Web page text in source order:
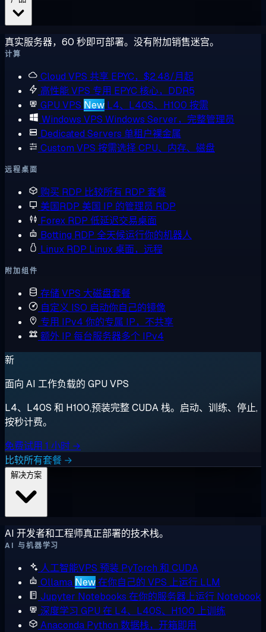
真实服务器，60 秒即可部署。没有附加销售迷宫。
计算
Cloud VPS 共享 EPYC，$2.48/月起
高性能 VPS 专用 EPYC 核心，DDR5
GPU VPS New L4、L40S、H100 按需
Windows VPS Windows Server，完整管理员
Dedicated Servers 单租户裸金属
Custom VPS 按需选择 CPU、内存、磁盘
远程桌面
购买 RDP 比较所有 RDP 套餐
美国RDP 美国 IP 的管理员 RDP
Forex RDP 低延迟交易桌面
Botting RDP 全天候运行你的机器人
Linux RDP Linux 桌面，远程
附加组件
存储 VPS 大磁盘套餐
自定义 ISO 启动你自己的镜像
专用 IPv4 你的专属 IP，不共享
额外 IP 每台服务器多个 IPv4
新
面向 AI 工作负载的 GPU VPS
L4、L40S 和 H100,预装完整 CUDA 栈。启动、训练、停止,
按秒计费。
免费试用 1 小时 →
比较所有套餐 →
AI 开发者和工程师真正部署的技术栈。
AI 与机器学习
人工智能VPS 预装 PyTorch 和 CUDA
Ollama New在你自己的 VPS 上运行 LLM
Jupyter Notebooks 在你的服务器上运行 Notebook
深度学习 GPU 在 L4、L40S、H100 上训练
Anaconda Python 数据栈，开箱即用